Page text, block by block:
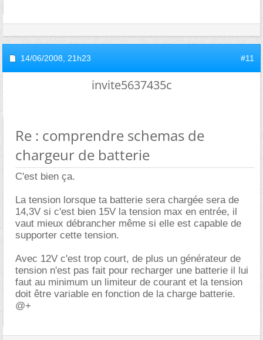
14/06/2008, 21h23 #11
invite5637435c
Re : comprendre schemas de
chargeur de batterie
C'est bien ça.
La tension lorsque ta batterie sera chargée sera de
14,3V si c'est bien 15V la tension max en entrée, il
vaut mieux débrancher même si elle est capable de
supporter cette tension.
Avec 12V c'est trop court, de plus un générateur de
tension n'est pas fait pour recharger une batterie il lui
faut au minimum un limiteur de courant et la tension
doit être variable en fonction de la charge batterie.
@+